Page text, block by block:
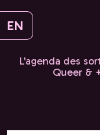
EN
L'agenda des
Queer &